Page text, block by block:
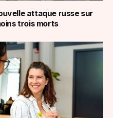
attaque russe sur
trois morts